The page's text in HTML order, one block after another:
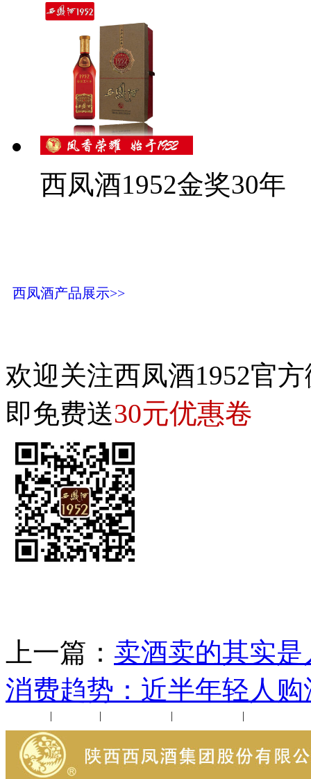
西凤酒1952金奖30年
西凤酒产品展示>>
欢迎关注西凤酒1952官
即免费送30元优惠卷
上一篇： 卖酒卖的其实是
消费趋势：近半年轻人
| | | |